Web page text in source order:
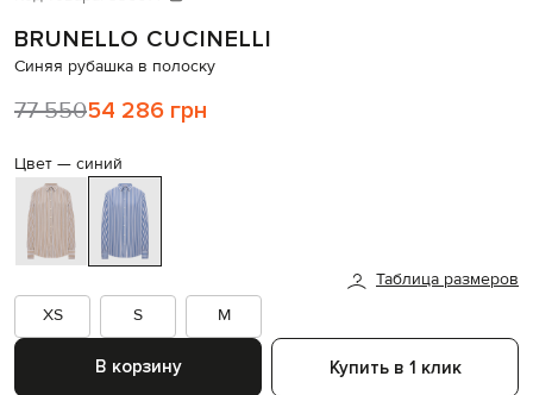
Похожие товары
BRUNELLO CUCINELLI
Синяя рубашка в полоску
77 55054 286 грн
Цвет — синий
Таблица размеров
XS
S M
В корзину Купить в 1 клик